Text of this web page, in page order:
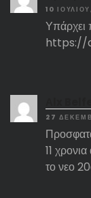
10
Υπάρχει
https://
27
11
το νεο